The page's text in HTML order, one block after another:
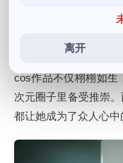
离开
作，还是性感高冷的
寺南歌精神内涵，热
每条动态下面的留言
cos作品不仅栩栩如生
次元圈子里备受推崇
都让她成为了众人心中